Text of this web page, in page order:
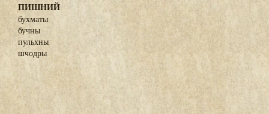
ПИШНИЙ
бухматы
бучны
пульхны
шчодры